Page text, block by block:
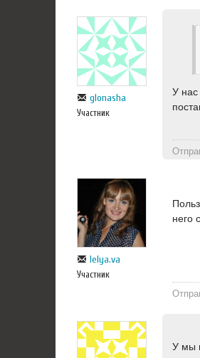
glonasha
Участник
У нас
lelya.va
Участник
него
У мы